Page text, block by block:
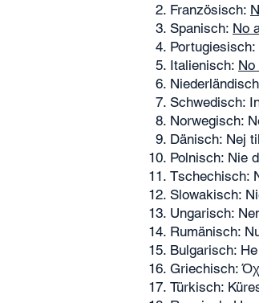
Französisch:
Spanisch: No
Portugiesisch:
Italienisch: No
Schwedisch:
Norwegisch:
Dänisch: Nej
Polnisch: Nie
Tschechisch:
Slowakisch:
Ungarisch:
Rumänisch:
Bulgarisch:
Griechisch:
Türkisch: